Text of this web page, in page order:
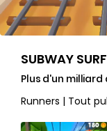
SUBWAY
Plus d'un
Runners | Tout